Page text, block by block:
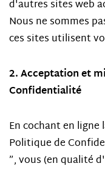
d'autres sites web
Nous ne sommes
ces sites utilisent
2. Acceptation et
Confidentialité
En cochant en ligne
Politique de
”, vous (en qualité